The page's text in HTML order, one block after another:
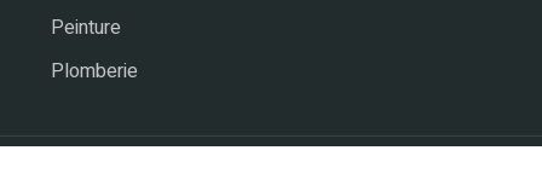
Peinture
Plomberie